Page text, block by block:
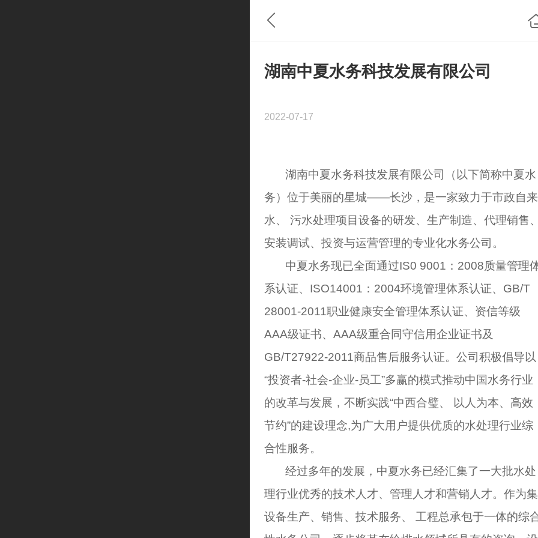
湖南中夏水务科技发展有限公司
2022-07-17
湖南中夏水务科技发展有限公司（以下简称中夏水
务）位于美丽的星城——长沙，是一家致力于市政自来
水、 污水处理项目设备的研发、生产制造、代理销售
安装调试、投资与运营管理的专业化水务公司。
中夏水务现已全面通过IS0 9001：2008质量管理
系认证、ISO14001：2004环境管理体系认证、GB/T
28001-2011职业健康安全管理体系认证、资信等级
AAA级证书、AAA级重合同守信用企业证书及
GB/T27922-2011商品售后服务认证。公司积极倡导以
“投资者-社会-企业-员工”多赢的模式推动中国水务行业
的改革与发展，不断实践“中西合璧、 以人为本、高效
节约”的建设理念,为广大用户提供优质的水处理行业综
合性服务。
经过多年的发展，中夏水务已经汇集了一大批水处
理行业优秀的技术人才、管理人才和营销人才。作为集
设备生产、销售、技术服务、 工程总承包于一体的综